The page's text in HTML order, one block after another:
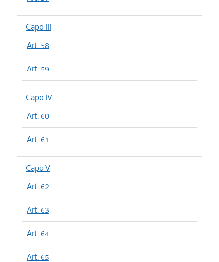
Capo III
Art. 58
Art. 59
Capo IV
Art. 60
Art. 61
Capo V
Art. 62
Art. 63
Art. 64
Art. 65